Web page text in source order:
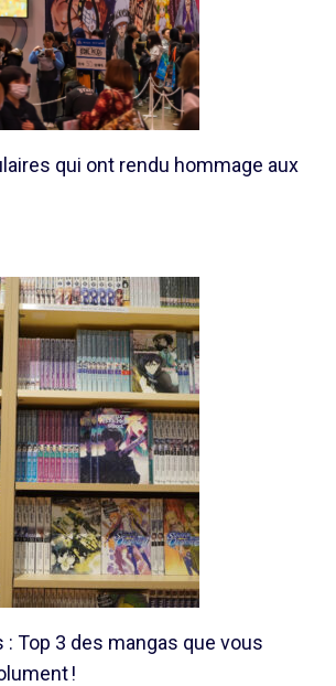
qui ont rendu hommage aux
: Top 3 des mangas que vous
!